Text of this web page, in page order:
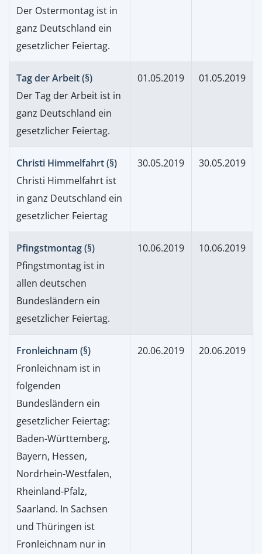
Der Ostermontag ist in
ganz Deutschland ein
gesetzlicher Feiertag.
Tag der Arbeit (§)
Der Tag der Arbeit ist in
ganz Deutschland ein
gesetzlicher Feiertag.
01.05.2019 01.05.2019
Christi Himmelfahrt (§)
Christi Himmelfahrt ist
in ganz Deutschland ein
gesetzlicher Feiertag
30.05.2019 30.05.2019
Pfingstmontag (§)
Pfingstmontag ist in
allen deutschen
Bundesländern ein
gesetzlicher Feiertag.
10.06.2019 10.06.2019
Fronleichnam (§)
Fronleichnam ist in
folgenden
Bundesländern ein
gesetzlicher Feiertag:
Baden-Württemberg,
Bayern, Hessen,
Nordrhein-Westfalen,
Rheinland-Pfalz,
Saarland. In Sachsen
und Thüringen ist
Fronleichnam nur in
20.06.2019 20.06.2019